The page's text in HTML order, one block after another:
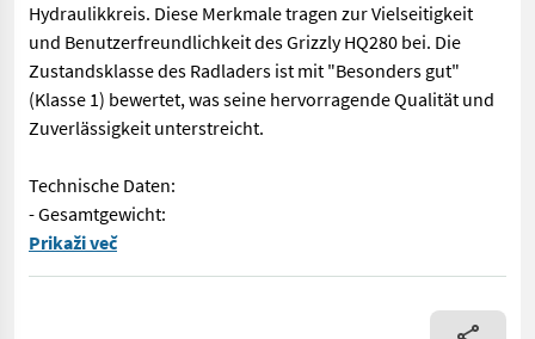
Hydraulikkreis. Diese Merkmale tragen zur Vielseitigkeit
und Benutzerfreundlichkeit des Grizzly HQ280 bei. Die
Zustandsklasse des Radladers ist mit "Besonders gut"
(Klasse 1) bewertet, was seine hervorragende Qualität und
Zuverlässigkeit unterstreicht.
Technische Daten:
- Gesamtgewicht:
Der Radlader Grizzly HQ280 Allrad ist ein universeller Helfer
Prikaži več